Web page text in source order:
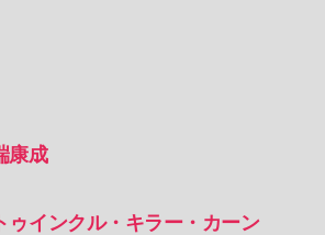
康成
ゥインクル・キラー・カーン